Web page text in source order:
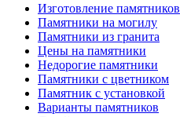
Изготовление памятников
Памятники на могилу
Памятники из гранита
Цены на памятники
Недорогие памятники
Памятники с цветником
Памятник с установкой
Варианты памятников